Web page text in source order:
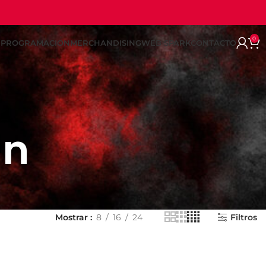
MERCHANDISINGWEB SPARK CONTACTO 0
Mostrar 8 16 24 Filtros